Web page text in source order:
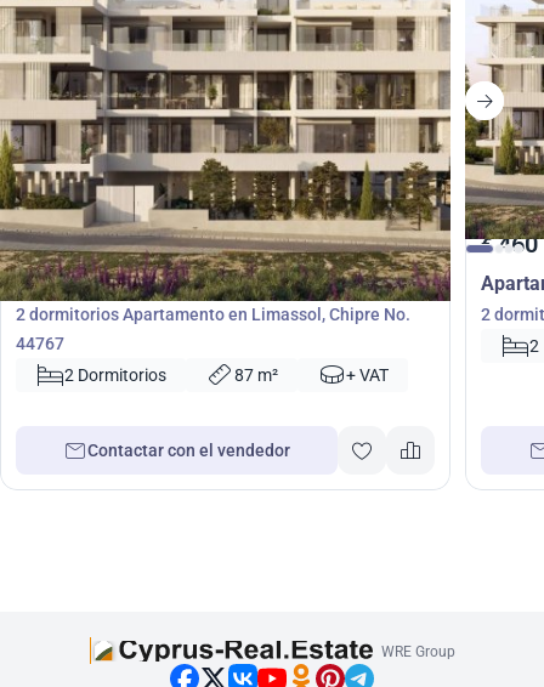
€460 000
Apartamento
2 dormitorios Apartamento en Limassol, Chipre No.
44767
2 Dormitorios
87 m² + VAT
Contactar con el vendedor
€460
2
2
WRE Group